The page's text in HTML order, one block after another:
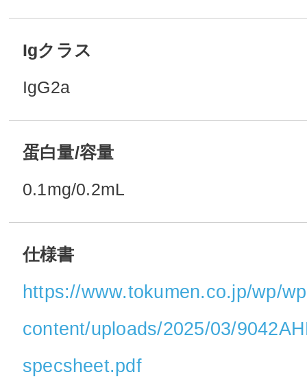
Igクラス
IgG2a
蛋白量/容量
0.1mg/0.2mL
仕様書
https://www.tokumen.co.jp/wp/
content/uploads/2025/03/
specsheet.pdf